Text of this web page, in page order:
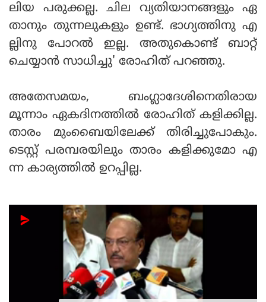
ലിയ പരുക്കല്ല. ചില വ്യതിയാനങ്ങളും ഏ
താനും തുന്നലുകളും ഉണ്ട്. ഭാഗ്യത്തിനു എ
ല്ലിനു പോറല്‍ ഇല്ല. അതുകൊണ്ട് ബാറ്റ്
ചെയ്യാന്‍ സാധിച്ചു' രോഹിത് പറഞ്ഞു.
അതേസമയം, ബംഗ്ലാദേശിനെതിരായ
മൂന്നാം ഏകദിനത്തില്‍ രോഹിത് കളിക്കില്ല.
താരം മുംബൈയിലേക്ക് തിരിച്ചുപോകും.
ടെസ്റ്റ് പരമ്പരയിലും താരം കളിക്കുമോ എ
ന്ന കാര്യത്തില്‍ ഉറപ്പില്ല.